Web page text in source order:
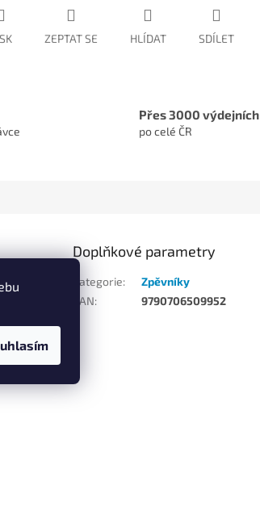
ZEPTAT SE HLÍDAT SDÍLET
Přes 3000
po celé ČR
učitele
a
Doplňkové parametry
Kategorie:
Zpěvníky
EAN: 9790706509952